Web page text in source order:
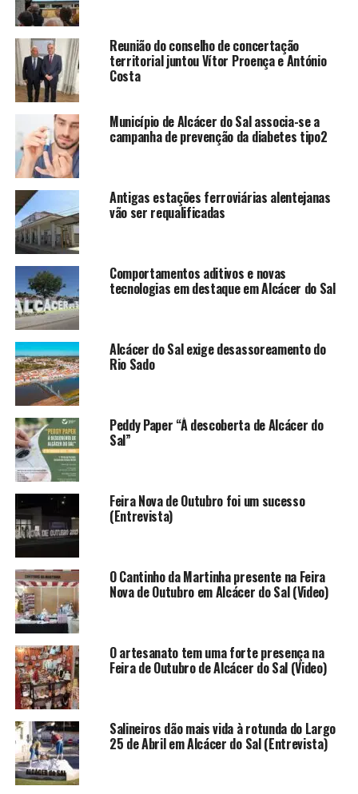
Reunião do conselho de concertação
territorial juntou Vítor Proença e António
Costa
Município de Alcácer do Sal associa-se a
campanha de prevenção da diabetes tipo2
Antigas estações ferroviárias alentejanas
vão ser requalificadas
Comportamentos aditivos e novas
tecnologias em destaque em Alcácer do Sal
Alcácer do Sal exige desassoreamento do
Rio Sado
Peddy Paper “À descoberta de Alcácer do
Sal”
Feira Nova de Outubro foi um sucesso
(Entrevista)
O Cantinho da Martinha presente na Feira
Nova de Outubro em Alcácer do Sal (Video)
O artesanato tem uma forte presença na
Feira de Outubro de Alcácer do Sal (Video)
Salineiros dão mais vida à rotunda do Largo
25 de Abril em Alcácer do Sal (Entrevista)